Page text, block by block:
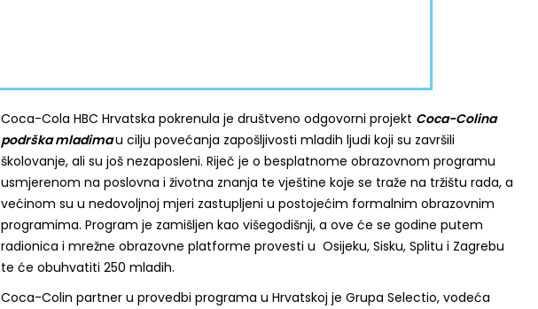
Coca-Cola HBC Hrvatska pokrenula je društveno odgovorni projekt Coca-Colina
podrška mladimau cilju povećanja zapošljivosti mladih ljudi koji su završili
školovanje, ali su još nezaposleni. Riječ je o besplatnome obrazovnom programu
usmjerenom na poslovna i životna znanja te vještine koje se traže na tržištu rada, a
većinom su u nedovoljnoj mjeri zastupljeni u postojećim formalnim obrazovnim
programima. Program je zamišljen kao višegodišnji, a ove će se godine putem
radionica i mrežne obrazovne platforme provesti u Osijeku, Sisku, Splitu i Zagrebu
te će obuhvatiti 250 mladih.
Coca-Colin partner u provedbi programa u Hrvatskoj je Grupa Selectio, vodeća